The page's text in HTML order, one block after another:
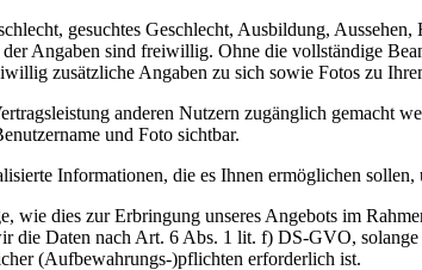
gesuchtes Geschlecht, Ausbildung,
Angaben sind freiwillig. Ohne die vollständige
zusätzliche Angaben zu sich sowie Fotos zu
anderen Nutzern zugänglich gemacht
und Foto sichtbar.
Informationen, die es Ihnen ermöglichen sollen,
wie dies zur Erbringung unseres Angebots im
Daten nach Art. 6 Abs. 1 lit. f) DS-GVO,
(Aufbewahrungs-)pflichten erforderlich ist.